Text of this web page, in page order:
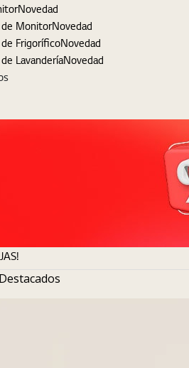
Novedad
MonitorNovedad
FrigoríficoNovedad
LavanderíaNovedad